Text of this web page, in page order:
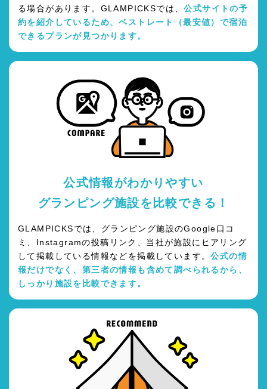
る場合があります。GLAMPICKSでは、公式サイトの予
約を紹介しているため、ベストレート（最安値）で宿泊
できるプランが見つかります。
公式情報がわかりやすい
グランピング施設を比較できる！
GLAMPICKSでは、グランピング施設のGoogle口コ
ミ、Instagramの投稿リンク、当社が施設にヒアリング
して掲載している情報などを掲載しています。公式の情
報だけでなく、第三者の情報も含めて調べられるから、
しっかり施設を比較できます。